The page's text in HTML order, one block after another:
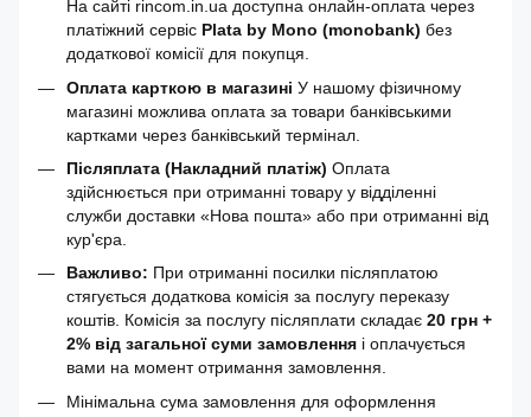
На сайті rincom.in.ua доступна онлайн-оплата через
платіжний сервіс Plata by Mono (monobank) без
додаткової комісії для покупця.
Оплата карткою в магазині У нашому фізичному
магазині можлива оплата за товари банківськими
картками через банківський термінал.
Післяплата (Накладний платіж) Оплата
здійснюється при отриманні товару у відділенні
служби доставки «Нова пошта» або при отриманні від
кур'єра.
Важливо: При отриманні посилки післяплатою
стягується додаткова комісія за послугу переказу
коштів. Комісія за послугу післяплати складає 20 грн +
2% від загальної суми замовлення і оплачується
вами на момент отримання замовлення.
Мінімальна сума замовлення для оформлення